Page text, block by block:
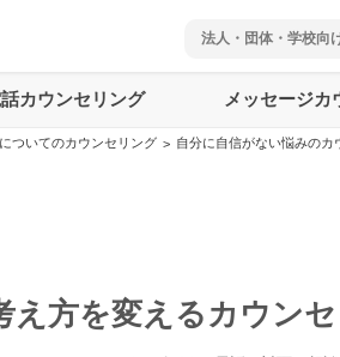
法人・団体・学校向
カウンセリング メッセージカ
ついてのカウンセリング > 自分に自信がない悩みのカ
え方を変えるカウン